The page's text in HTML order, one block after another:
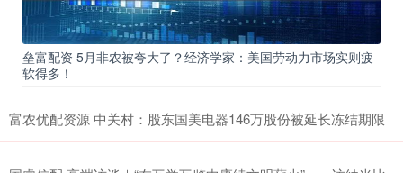
垒富配资 5月非农被夸大了？经济学家：美国劳动力市场实则疲
软得多！
富农优配资源 中关村：股东国美电器146万股份被延长冻结期限